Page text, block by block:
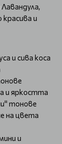
и
и сива коса
и яркостта
тонове
на цвета
и